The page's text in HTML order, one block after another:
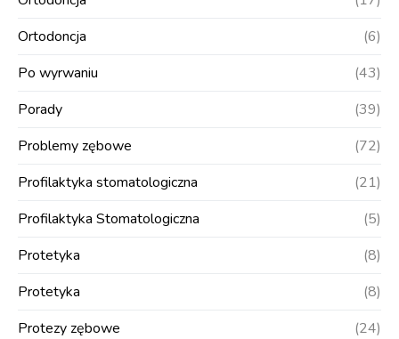
Ortodoncja
(6)
Po wyrwaniu
(43)
Porady
(39)
Problemy zębowe
(72)
Profilaktyka stomatologiczna
(21)
Profilaktyka Stomatologiczna
(5)
Protetyka
(8)
Protetyka
(8)
Protezy zębowe
(24)